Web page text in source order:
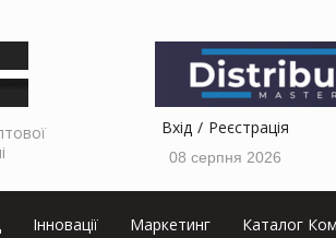
Вхід Реєстрація
08 серпня 2026
Інновації Маркетинг Каталог